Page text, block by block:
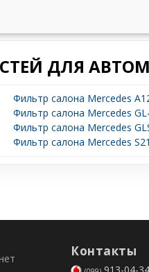
ДЛЯ
Фильтр салона Mercedes
Фильтр салона Mercedes
Фильтр салона Mercedes
Фильтр салона Mercedes
Контакты